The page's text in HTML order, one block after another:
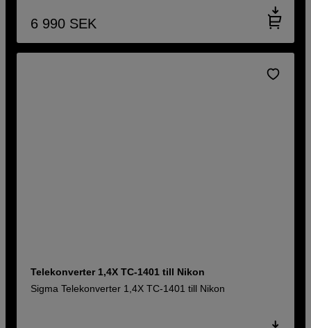
6 990 SEK
Telekonverter 1,4X TC-1401 till Nikon
Sigma Telekonverter 1,4X TC-1401 till Nikon